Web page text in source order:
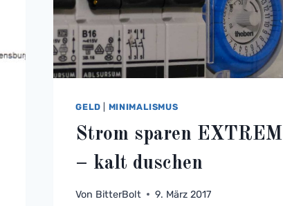
GELD MINIMALISMUS
Strom sparen EXTREM
– kalt duschen
Von BitterBolt 9. März 2017